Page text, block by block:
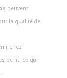
peuvent
la qualité de
chez
de lit, ce qui